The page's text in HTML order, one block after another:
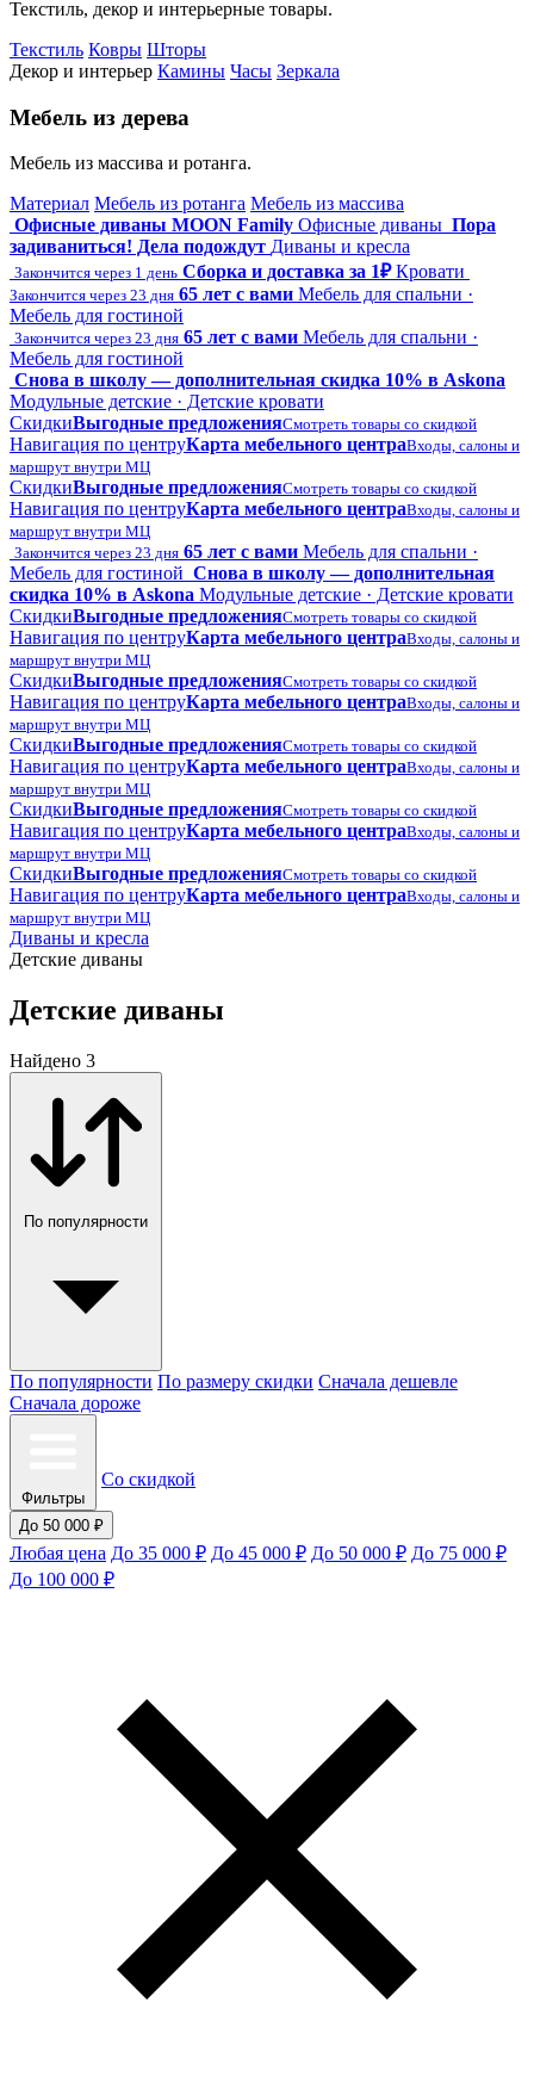
Текстиль, декор и интерьерные товары.
Текстиль Ковры Шторы
Декор и интерьер Камины Часы Зеркала
Мебель из дерева
Мебель из массива и ротанга.
Материал Мебель из ротанга Мебель из массива
Офисные диваны MOON Family Офисные диваны Пора
задиваниться! Дела подождут Диваны и кресла
Закончится через 1 день Сборка и доставка за 1₽ Кровати
Закончится через 23 дня 65 лет с вами Мебель для спальни ·
Мебель для гостиной
Закончится через 23 дня 65 лет с вами Мебель для спальни ·
Мебель для гостиной
Снова в школу — дополнительная скидка 10% в Askona
Модульные детские · Детские кровати
СкидкиВыгодные предложенияСмотреть товары со скидкой
Навигация по центруКарта мебельного центраВходы, салоны и
маршрут внутри МЦ
СкидкиВыгодные предложенияСмотреть товары со скидкой
Навигация по центруКарта мебельного центраВходы, салоны и
маршрут внутри МЦ
Закончится через 23 дня 65 лет с вами Мебель для спальни ·
Мебель для гостиной Снова в школу — дополнительная
скидка 10% в Askona Модульные детские · Детские кровати
СкидкиВыгодные предложенияСмотреть товары со скидкой
Навигация по центруКарта мебельного центраВходы, салоны и
маршрут внутри МЦ
СкидкиВыгодные предложенияСмотреть товары со скидкой
Навигация по центруКарта мебельного центраВходы, салоны и
маршрут внутри МЦ
СкидкиВыгодные предложенияСмотреть товары со скидкой
Навигация по центруКарта мебельного центраВходы, салоны и
маршрут внутри МЦ
СкидкиВыгодные предложенияСмотреть товары со скидкой
Навигация по центруКарта мебельного центраВходы, салоны и
маршрут внутри МЦ
СкидкиВыгодные предложенияСмотреть товары со скидкой
Навигация по центруКарта мебельного центраВходы, салоны и
маршрут внутри МЦ
Диваны и кресла
Детские диваны
Детские диваны
Найдено 3
По популярности
По популярности По размеру скидки Сначала дешевле
Сначала дороже
Фильтры
Со скидкой
До 50 000 ₽
Любая цена До 35 000 ₽ До 45 000 ₽ До 50 000 ₽ До 75 000 ₽
До 100 000 ₽